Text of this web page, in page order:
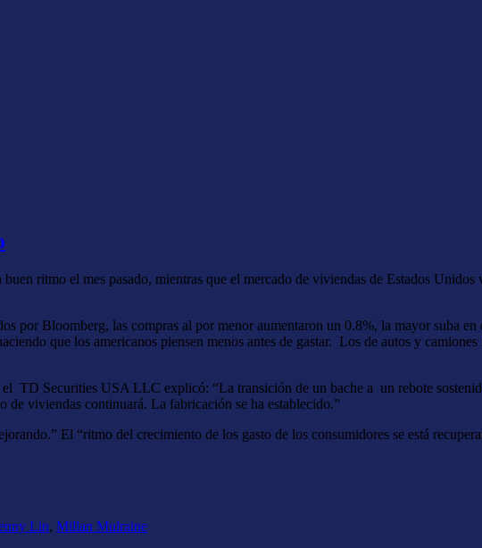
ritmo el mes pasado, mientras que el mercado de viviendas de Estados
por Bloomberg, las compras al por menor aumentaron un 0.8%, la mayor suba
que los americanos piensen menos antes de gastar. Los de autos y
TD Securities USA LLC explicó: “La transición de un bache a un rebote
de viviendas continuará. La fabricación se ha establecido.”
El “ritmo del crecimiento de los gasto de los consumidores se está
Lin, Millan Mulraine